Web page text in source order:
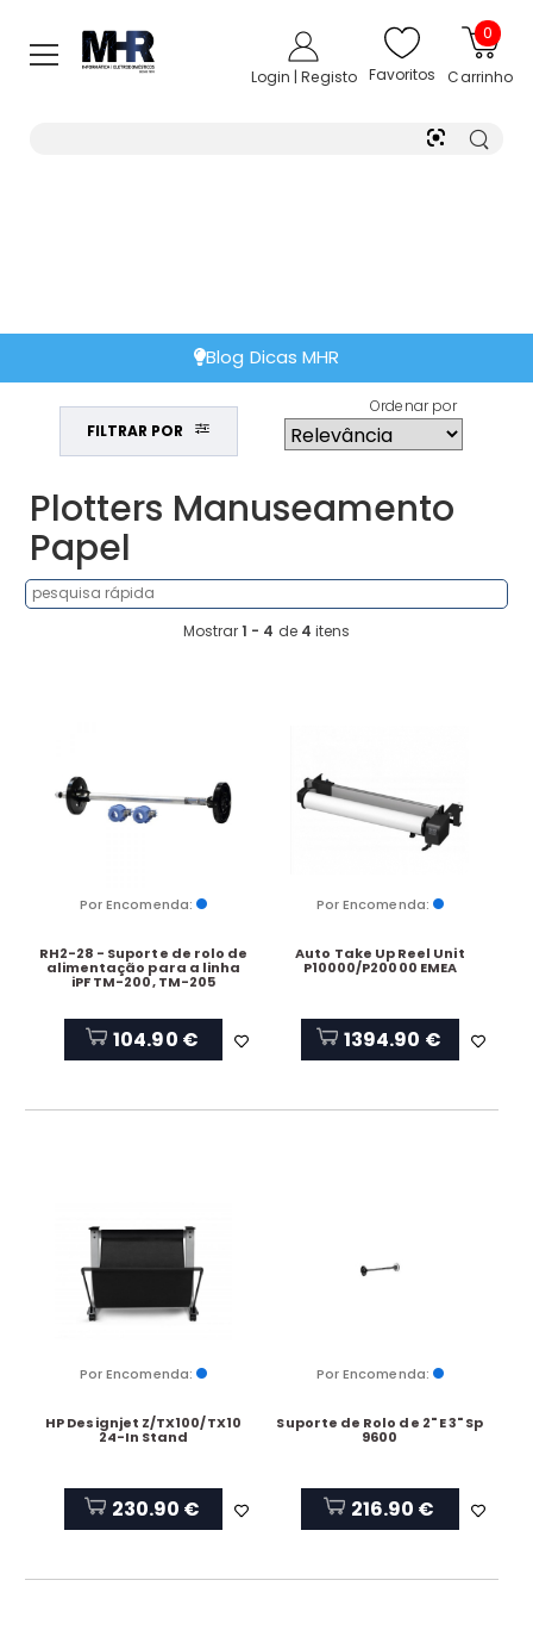
Login | Registo Favoritos
0
Carrinho
Blog Dicas MHR
FILTRAR POR
Ordenar por
Plotters Manuseamento
Papel
Mostrar1 - 4 de 4 itens
Por Encomenda:
RH2-28 - Suporte de rolo de
alimentação para a linha
iPF TM-200, TM-205
104.90 €
Por Encomenda:
Auto Take Up Reel Unit
P10000/P20000 EMEA
1394.90 €
Por Encomenda:
HP Designjet Z/TX100/TX10
24-In Stand
230.90 €
Por Encomenda:
Suporte de Rolo de 2" E 3" Sp
9600
216.90 €